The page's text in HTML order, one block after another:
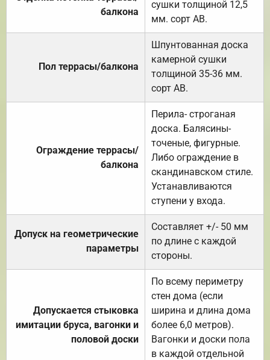
балкона
сушки толщиной 12,5
мм. сорт АВ.
Пол террасы/балкона
Шпунтованная доска
камерной сушки
толщиной 35-36 мм.
сорт АВ.
Ограждение террасы/
балкона
Перила- строганая
доска. Балясины-
точеные, фигурные.
Либо ограждение в
скандинавском стиле.
Устанавливаются
ступени у входа.
Допуск на геометрические
параметры
Составляет +/- 50 мм
по длине с каждой
стороны.
Допускается стыковка
имитации бруса, вагонки и
половой доски
По всему периметру
стен дома (если
ширина и длина дома
более 6,0 метров).
Вагонки и доски пола
в каждой отдельной